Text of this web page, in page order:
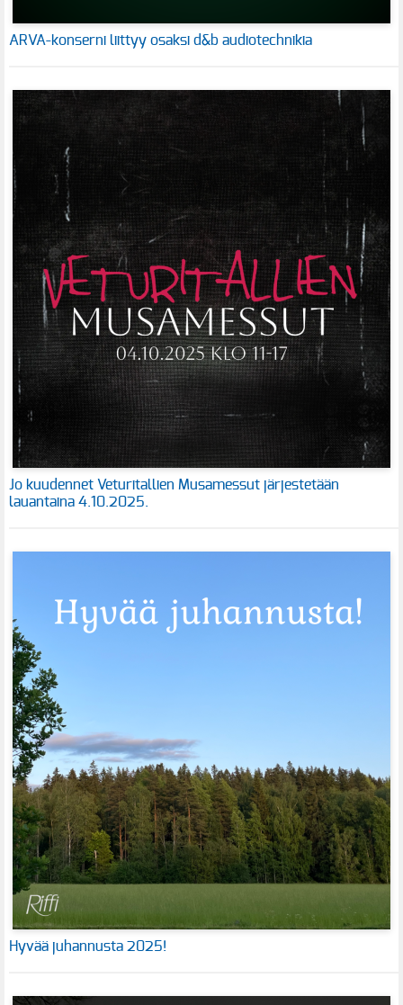
ARVA-konserni liittyy osaksi d&b audiotechnikia
Jo kuudennet Veturitallien Musamessut järjestetään
lauantaina 4.10.2025.
Hyvää juhannusta 2025!